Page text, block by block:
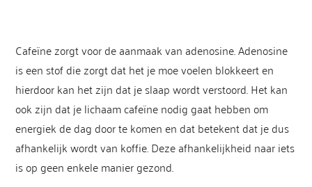
Cafeïne zorgt voor de aanmaak van adenosine. Adenosine
is een stof die zorgt dat het je moe voelen blokkeert en
hierdoor kan het zijn dat je slaap wordt verstoord. Het kan
ook zijn dat je lichaam cafeïne nodig gaat hebben om
energiek de dag door te komen en dat betekent dat je dus
afhankelijk wordt van koffie. Deze afhankelijkheid naar iets
is op geen enkele manier gezond.